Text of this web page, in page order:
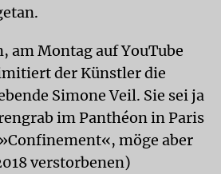
am Montag auf YouTube
der Künstler die
Simone Veil. Sie sei ja
im Panthéon in Paris
möge aber
verstorbenen)